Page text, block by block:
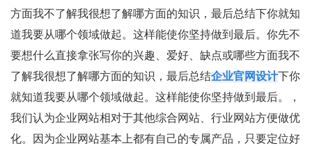
方面我不了解我很想了解哪方面的知识，最后总结下你就知
道我要从哪个领域做起。这样能使你坚持做到最后。你先不
要想什么直接拿张写你的兴趣、爱好、缺点或哪些方面我不
了解我很想了解哪方面的知识，最后总结企业官网设计下你
就知道我要从哪个领域做起。这样能使你坚持做到最后。，
我们认为企业网站相对于其他综合网站、行业网站方便做优
化。因为企业网站基本上都有自己的专属产品，只要定位好